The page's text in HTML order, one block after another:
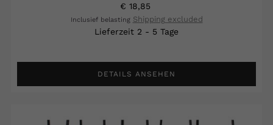
€ 18,85
Inclusief belasting Shipping excluded
Lieferzeit 2 - 5 Tage
DETAILS ANSEHEN